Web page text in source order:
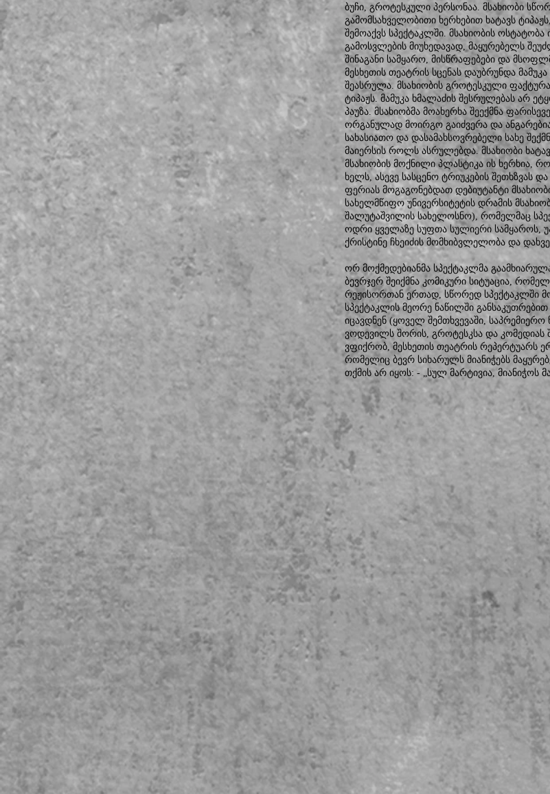
ბუჩი, გროტესკული პერსონაა. მსახიობი
გამომსახველობითი ხერხებით ხატავს
შემოაქვს სპექტაკლში. მსახიობის
გამოსვლების მიუხედავად, მაყურებელს
შინაგანი სამყარო, მისწრაფებები და
მესხეთის თეატრის სცენას დაუბრუნდა
შეასრულა. მსახიობის გროტესკული
ტიპაჟს. მამუკა ხმალაძის შესრულებას არ
პაუზა. მსახიობმა მოახერხა შეექმნა
ორგანულად მოირგო გაიძვერა და
სახასიათო და დასამახსოვრებელი სახე
მაიერსის როლს ასრულებდა. მსახიობი
მსახიობის მოქნილი პლასტიკა ის ხერხია,
ხელს, ასევე სასცენო ტრიუკების შეთხზვას
ფერიას მოგაგონებდათ დებიუტანტი
სახელმწიფო უნივერსიტეტის დრამის
შალუტაშვილის სახელოსნო), რომელმაც
ოდრი ყველაზე სუფთა სულიერი სამყაროს,
ქრისტინე ჩხეიძის მომხიბვლელობა და
ორ მოქმედებიანმა სპექტაკლმა
ბევრჯერ შეიქმნა კომიკური სიტუაცია,
რეჟისორთან ერთად, სწორედ სპექტაკლში
სპექტაკლის მეორე ნაწილში
იცავდნენ (ყოველ შემთხვევაში,
ვოდევილს შორის, გროტესკსა და კომედიას
ვფიქრობ, მესხეთის თეატრის რეპერტუარს
რომელიც ბევრ სიხარულს მიანიჭებს
თქმის არ იყოს: - „სულ მარტივია, მიანიჭოს